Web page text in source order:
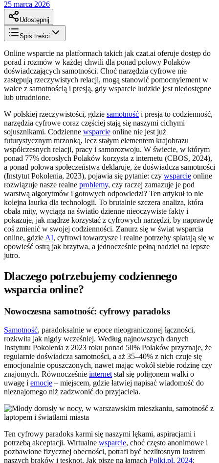
25 marca 2026
Udostępnij
Spis treści
Online wsparcie na platformach takich jak czat.ai oferuje dostęp do
porad i rozmów w każdej chwili dla ponad połowy Polaków
doświadczających samotności. Choć narzędzia cyfrowe nie
zastępują rzeczywistych relacji, mogą stanowić pomocnylement w
walce z samotnością i presją, gdy wsparcie ludzkie jest niedostępne
lub utrudnione.
W polskiej rzeczywistości, gdzie samotność i presja to codzienność,
narzędzia cyfrowe coraz częściej stają się naszymi cichymi
sojusznikami. Codzienne wsparcie online nie jest już
futurystycznym mrzonką, lecz stałym elementem krajobrazu
współczesnych relacji, pracy i samorozwoju. W świecie, w którym
ponad 77% dorosłych Polaków korzysta z internetu (CBOS, 2024),
a ponad połowa społeczeństwa deklaruje, że doświadcza samotności
(Instytut Pokolenia, 2023), pojawia się pytanie: czy wsparcie online
rozwiązuje nasze realne problemy, czy raczej zamazuje je pod
warstwą algorytmów i gotowych odpowiedzi? Ten artykuł to nie
kolejna laurka dla technologii. To brutalnie szczera analiza, która
obala mity, wyciąga na światło dzienne nieoczywiste fakty i
pokazuje, jak mądrze korzystać z cyfrowych narzędzi, by naprawdę
coś zmienić w swojej codzienności. Zanurz się w świat wsparcia
online, gdzie AI, cyfrowi towarzysze i realne potrzeby splatają się w
opowieść ostrą jak brzytwa, a jednocześnie pełną nadziei na lepsze
jutro.
Dlaczego potrzebujemy codziennego
wsparcia online?
Nowoczesna samotność: cyfrowy paradoks
Samotność, paradoksalnie w epoce nieograniczonej łączności,
rozkwita jak nigdy wcześniej. Według najnowszych danych
Instytutu Pokolenia z 2023 roku ponad 50% Polaków przyznaje, że
regularnie doświadcza samotności, a aż 35–40% z nich czuje się
emocjonalnie opuszczonych, nawet mając wokół siebie rodzinę czy
znajomych. Równocześnie internet stał się poligonem walki o
uwagę i emocje – miejscem, gdzie łatwiej napisać wiadomość do
nieznajomego niż zadzwonić do przyjaciela.
Ten cyfrowy paradoks karmi się naszymi lękami, aspiracjami i
potrzebą akceptacji. Wirtualne wsparcie, choć często anonimowe i
pozbawione fizycznej obecności, potrafi być bezlitosnym lustrem
naszych braków i tęsknot. Jak pisze na łamach Polki.pl, 2024: